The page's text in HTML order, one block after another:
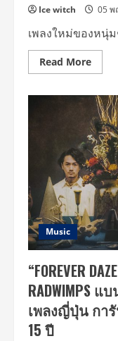
Ice witch 05 พ
เพลงใหม่ของหนุ่
Read MoreRead
more
เพลง
ใหม่
จาก
ปล่อย
MV
แล้ว
วัน
นี้
ทาง
รวม
ถึง
สามา
ได้
แล้ว
วัน
นี้
ทาง
Music
“FOREVER
RADWIMPS
เพลงญี่ปุ่น กา
15 ปี